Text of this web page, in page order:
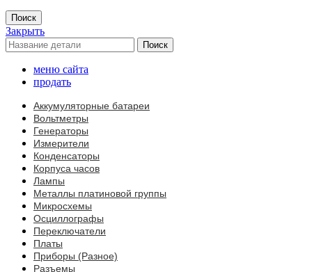
Поиск
Закрыть
Поиск
меню сайта
продать
Аккумуляторные батареи
Вольтметры
Генераторы
Измерители
Конденсаторы
Корпуса часов
Лампы
Металлы платиновой группы
Микросхемы
Осциллографы
Переключатели
Платы
Приборы (Разное)
Разъемы